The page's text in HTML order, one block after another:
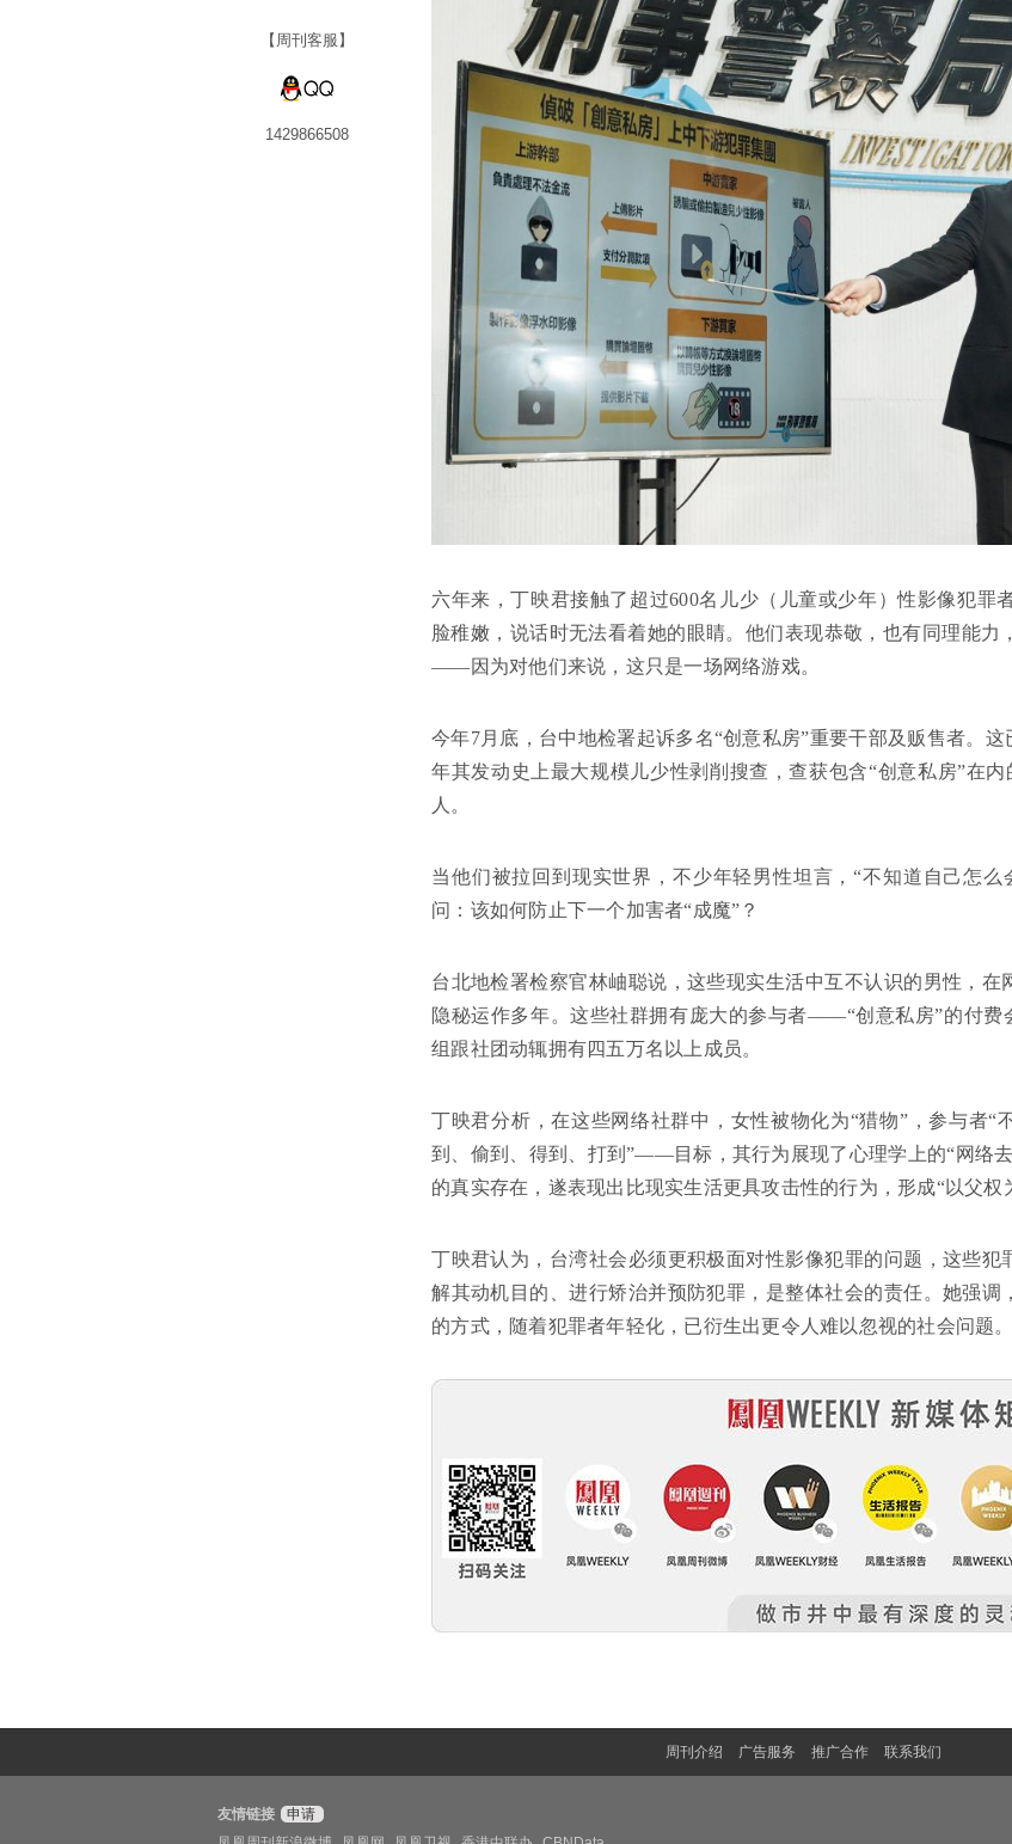
【周刊客服】
1429866508
六年来，丁映君接触了超过600名儿少（儿童或少年）性影像犯罪
脸稚嫩，说话时无法看着她的眼睛。他们表现恭敬，也有同理能
——因为对他们来说，这只是一场网络游戏。
今年7月底，台中地检署起诉多名“创意私房”重要干部及贩售者。
年其发动史上最大规模儿少性剥削搜查，查获包含“创意私房”在
人。
当他们被拉回到现实世界，不少年轻男性坦言，“不知道自己怎
问：该如何防止下一个加害者“成魔”？
台北地检署检察官林岫聪说，这些现实生活中互不认识的男性，在
隐秘运作多年。这些社群拥有庞大的参与者——“创意私房”的付费
组跟社团动辄拥有四五万名以上成员。
丁映君分析，在这些网络社群中，女性被物化为“猎物”，参与者
到、偷到、得到、打到”——目标，其行为展现了心理学上的“网络
的真实存在，遂表现出比现实生活更具攻击性的行为，形成“以父权
丁映君认为，台湾社会必须更积极面对性影像犯罪的问题，这些犯
解其动机目的、进行矫治并预防犯罪，是整体社会的责任。她强调
的方式，随着犯罪者年轻化，已衍生出更令人难以忽视的社会问题。
周刊介绍 广告服务 推广合作 联系我们
友情链接
申请